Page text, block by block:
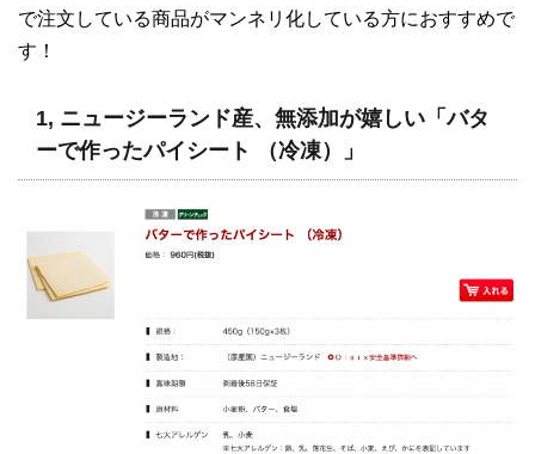
で注文している商品がマンネリ化している方におすすめで
す！
1, ニュージーランド産、無添加が嬉しい「バタ
ーで作ったパイシート （冷凍）」